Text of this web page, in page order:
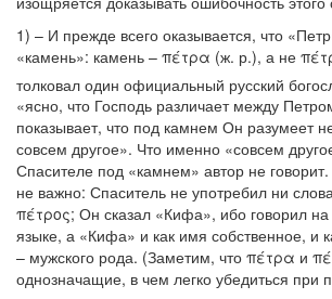
1) – И прежде всего оказывается, что
«камень»: камень – πέτρα (ж. р.), а не
толковал один официальный русский
«ясно, что Господь различает между
показывает, что под камнем Он разумеет
совсем другое». Что именно «совсем
Спасителе под «камнем» автор не
не важно: Спаситель не употребил ни
πέτρος; Он сказал «Кифа», ибо говорил
языке, а «Кифа» и как имя собственное, и
– мужского рода. (Заметим, что πέτρα и
однозначащие, в чем легко убедиться при